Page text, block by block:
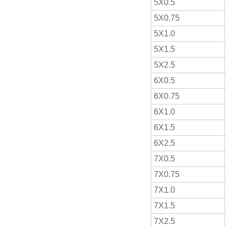
5X0.5
5X0.75
5X1.0
5X1.5
5X2.5
6X0.5
6X0.75
6X1.0
6X1.5
6X2.5
7X0.5
7X0.75
7X1.0
7X1.5
7X2.5